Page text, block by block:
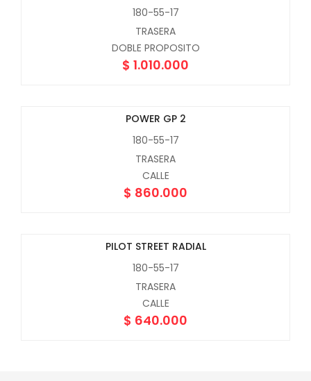
180-55-17
TRASERA
DOBLE PROPOSITO
$ 1.010.000
POWER GP 2
180-55-17
TRASERA
CALLE
$ 860.000
PILOT STREET RADIAL
180-55-17
TRASERA
CALLE
$ 640.000